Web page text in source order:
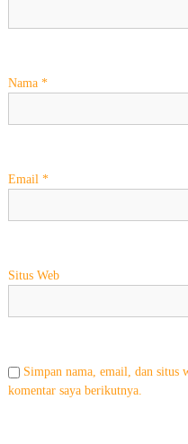
Nama *
Email *
Situs Web
Simpan nama, email, dan situs
komentar saya berikutnya.